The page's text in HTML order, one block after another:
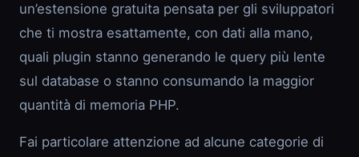
un’estensione gratuita pensata per gli sviluppatori
che ti mostra esattamente, con dati alla mano,
quali plugin stanno generando le query più lente
sul database o stanno consumando la maggior
quantità di memoria PHP.
Fai particolare attenzione ad alcune categorie di